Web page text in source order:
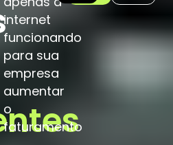
internet
funcionando
para sua
empresa
aumentar
o
faturamento